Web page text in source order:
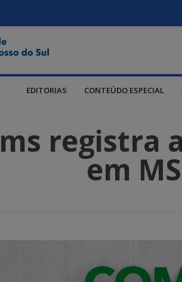
EDITORIAS CONTEÚDO ESPECIAL
registra
em